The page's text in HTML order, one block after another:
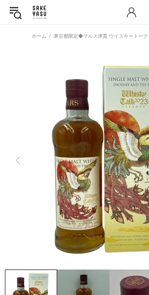
ホーム 東京都限定◆マルス津貫 ウイスキートーク